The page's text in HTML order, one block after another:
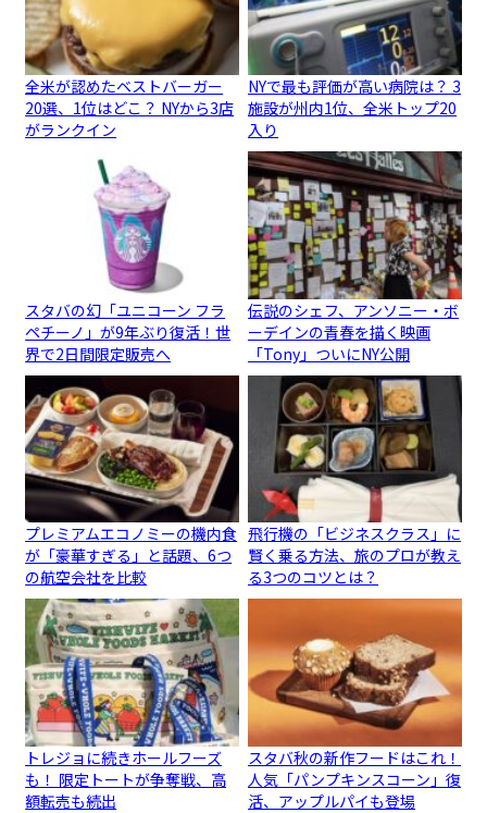
全米が認めたベストバーガー
20選、1位はどこ？ NYから3店
がランクイン
NYで最も評価が高い病院は？ 3
施設が州内1位、全米トップ20
入り
スタバの幻「ユニコーン フラ
ペチーノ」が9年ぶり復活！世
界で2日間限定販売へ
伝説のシェフ、アンソニー・ボ
ーデインの青春を描く映画
「Tony」ついにNY公開
プレミアムエコノミーの機内食
が「豪華すぎる」と話題、6つ
の航空会社を比較
飛行機の「ビジネスクラス」に
賢く乗る方法、旅のプロが教え
る3つのコツとは？
トレジョに続きホールフーズ
も！ 限定トートが争奪戦、高
額転売も続出
スタバ秋の新作フードはこれ！
人気「パンプキンスコーン」復
活、アップルパイも登場